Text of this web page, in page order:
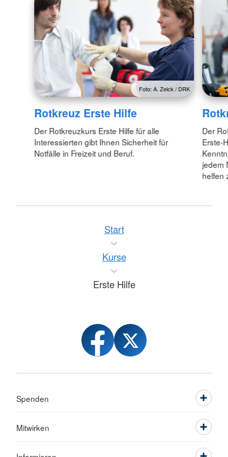
Foto: A. Zelck / DRK
Rotkreuz Erste Hilfe
Der Rotkreuzkurs Erste Hilfe für alle
Interessierten gibt Ihnen Sicherheit für
Notfälle in Freizeit und Beruf.
Der
Erste-
jedem
helfen
Start
Kurse
Erste Hilfe
Spenden
Mitwirken